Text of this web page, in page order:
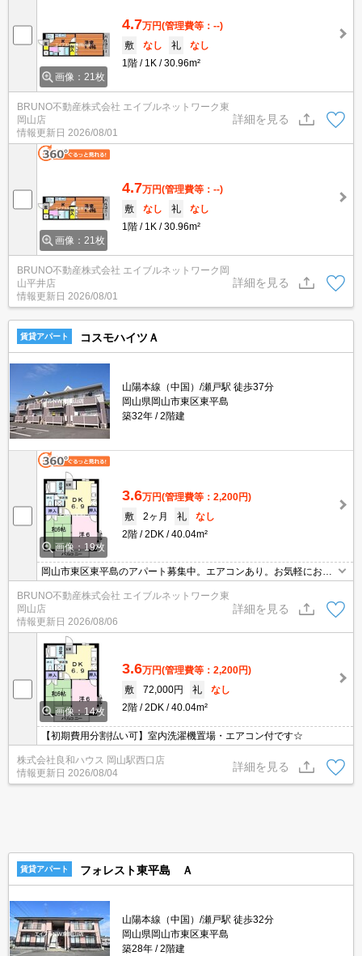
画像：21枚
4.7万円(管理費等：--)
敷
なし 礼
なし
1階
1K 30.96m²
BRUNO不動産株式会社 エイブルネットワーク東
岡山店
情報更新日 2026/08/01
詳細を見る
画像：21枚
4.7万円(管理費等：--)
敷
なし 礼
なし
1階
1K 30.96m²
BRUNO不動産株式会社 エイブルネットワーク岡
山平井店
情報更新日 2026/08/01
詳細を見る
賃貸アパート コスモハイツＡ
山陽本線（中国）/瀬戸駅 徒歩37分
岡山県岡山市東区東平島
築32年
2階建
画像：19枚
3.6万円(管理費等：2,200円)
敷
2ヶ月 礼
なし
2階
2DK 40.04m²
岡山市東区東平島のアパート募集中。エアコンあり。お気軽にお問
BRUNO不動産株式会社 エイブルネットワーク東
岡山店
情報更新日 2026/08/06
詳細を見る
画像：14枚
3.6万円(管理費等：2,200円)
敷
72,000円 礼
なし
2階
2DK 40.04m²
【初期費用分割払い可】室内洗濯機置場・エアコン付です☆
株式会社良和ハウス 岡山駅西口店
情報更新日 2026/08/04
詳細を見る
賃貸アパート フォレスト東平島 Ａ
山陽本線（中国）/瀬戸駅 徒歩32分
岡山県岡山市東区東平島
築28年
2階建